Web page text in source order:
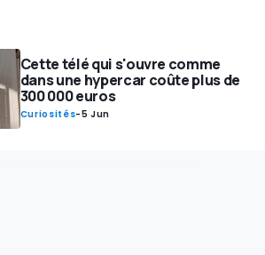
Cette télé qui s'ouvre comme
dans une hypercar coûte plus de
300 000 euros
Curiosités-5 Jun